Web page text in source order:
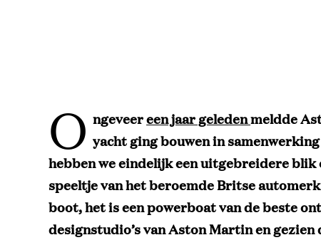
O ngeveereen jaar geledenmeldde
yacht ging bouwen in
hebben we eindelijk een uitgebreidere
speeltje van het beroemde Britse
boot, het is een powerboat van de beste
designstudio’s van Aston Martin en gezien